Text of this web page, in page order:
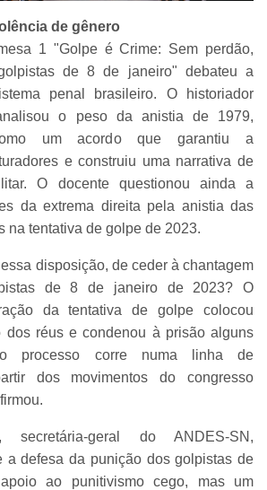
de gênero
1 "Golpe é Crime: Sem perdão,
de 8 de janeiro" debateu a
penal brasileiro. O historiador
o peso da anistia de 1979,
um acordo que garantiu a
e construiu uma narrativa de
O docente questionou ainda a
da extrema direita pela anistia das
na tentativa de golpe de 2023.
disposição, de ceder à chantagem
de 8 de janeiro de 2023? O
da tentativa de golpe colocou
dos réus e condenou à prisão alguns
processo corre numa linha de
dos movimentos do congresso
secretária-geral do ANDES-SN,
a defesa da punição dos golpistas de
ao punitivismo cego, mas um